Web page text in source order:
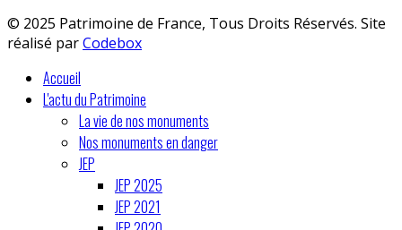
© 2025 Patrimoine de France, Tous Droits Réservés. Site
réalisé parCodebox
Accueil
L'actu du Patrimoine
La vie de nos monuments
Nos monuments en danger
JEP
JEP 2025
JEP 2021